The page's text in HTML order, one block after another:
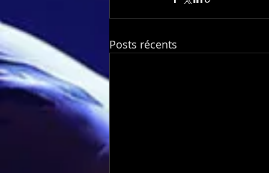
Posts récents